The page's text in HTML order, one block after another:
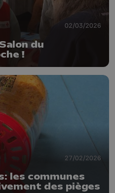
02/03/2026
du
!
27/02/2026
les communes
des pièges